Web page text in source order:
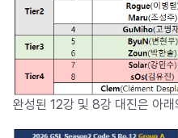
완성된 12강 및 8강 대진은 아래